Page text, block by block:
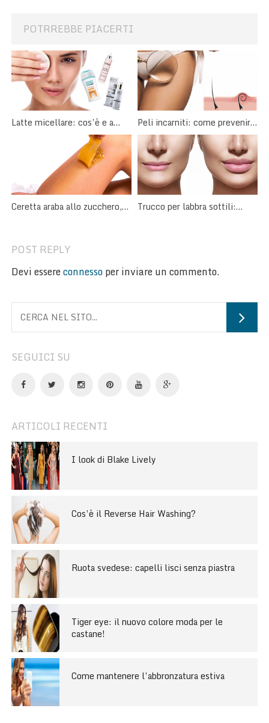
POTRREBBE PIACERTI
Latte micellare: cos’è e a
Peli incarniti: come prevenirli
o eliminarli
Ceretta araba allo zucchero,
Trucco per labbra sottili:
POST REPLY
Devi essereconnessoper inviare un commento.
SEGUICI SU
ARTICOLI RECENTI
I look di Blake Lively
Cos’è il Reverse Hair Washing?
Ruota svedese: capelli lisci senza piastra
Tiger eye: il nuovo colore moda per le
castane!
Come mantenere l’abbronzatura estiva